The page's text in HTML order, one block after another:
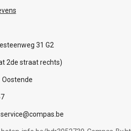
31 G2
2de straat rechts)